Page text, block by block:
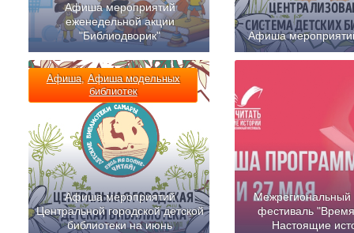
Афиша мероприятий
еженедельной акции
"Библиодворик"
Афиша
Афиша, Афиша модельных
библиотек
Афиша мероприятий
Центральной городской детской
библиотеки на июнь
Межрегиональный
фестиваль "Время
Настоящие